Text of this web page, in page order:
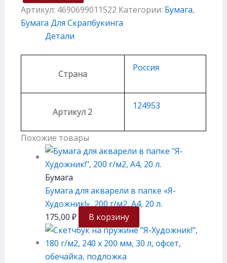
Артикул: 4690699011522 Категории: Бумага,
Бумага Для Скрапбукинга
Детали
Страна
Россия
Артикул 2
124953
Похожие товары
Бумага
Бумага для акварели в папке «Я-
Художник!», 200 г/м2, А4, 20 л.
175,00 ₽ В корзину